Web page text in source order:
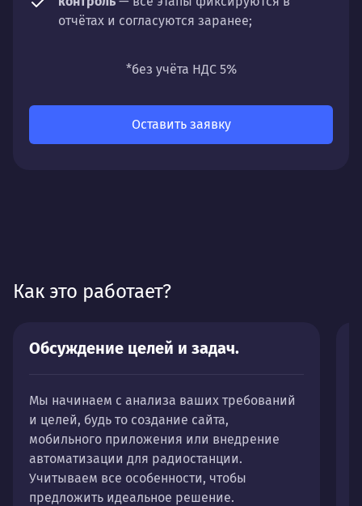
отчётах и согласуются заранее;
направлений: стратегии, настройки,
*без учёта НДС 5%
Оставить заявку
Как это работает?
Обсуждение целей и задач.
Мы начинаем с анализа ваших требований
и целей, будь то создание сайта,
мобильного приложения или внедрение
автоматизации для радиостанции.
Учитываем все особенности, чтобы
предложить идеальное решение.